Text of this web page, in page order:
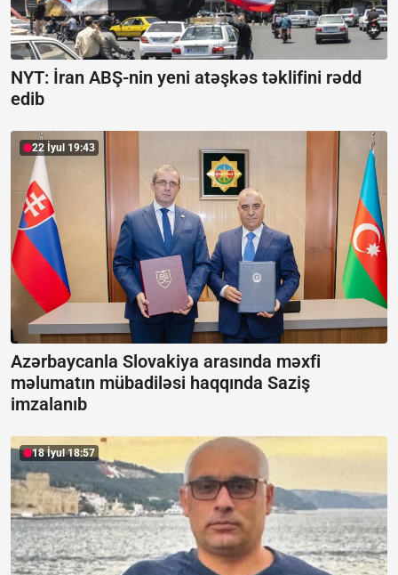
NYT: İran ABŞ-nin yeni atəşkəs təklifini rədd
edib
22 İyul 19:43
Azərbaycanla Slovakiya arasında məxfi
məlumatın mübadiləsi haqqında Saziş
imzalanıb
18 İyul 18:57